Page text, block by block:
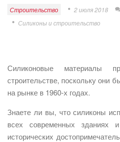
Строительство 2 июля 2018
Силиконы и строительство
Силиконовые материалы
строительстве, поскольку они
на рынке в 1960-х годах.
Знаете ли вы, что силиконы
всех современных зданиях
исторических